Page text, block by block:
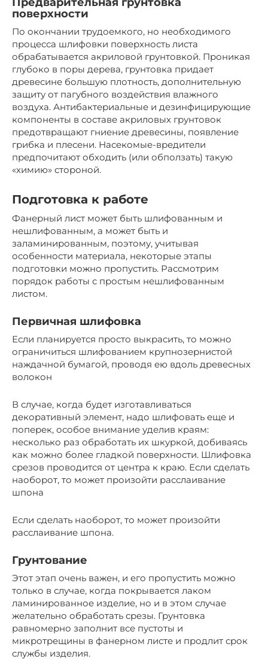
поверхности
По окончании трудоемкого, но необходимого
процесса шлифовки поверхность листа
обрабатывается акриловой грунтовкой. Проникая
глубоко в поры дерева, грунтовка придает
древесине большую плотность, дополнительную
защиту от пагубного воздействия влажного
воздуха. Антибактериальные и дезинфицирующие
компоненты в составе акриловых грунтовок
предотвращают гниение древесины, появление
грибка и плесени. Насекомые-вредители
предпочитают обходить (или обползать) такую
«химию» стороной.
Подготовка к работе
Фанерный лист может быть шлифованным и
нешлифованным, а может быть и
заламинированным, поэтому, учитывая
особенности материала, некоторые этапы
подготовки можно пропустить. Рассмотрим
порядок работы с простым нешлифованным
листом.
Первичная шлифовка
Если планируется просто выкрасить, то можно
ограничиться шлифованием крупнозернистой
наждачной бумагой, проводя ею вдоль древесных
волокон
В случае, когда будет изготавливаться
декоративный элемент, надо шлифовать еще и
поперек, особое внимание уделив краям:
несколько раз обработать их шкуркой, добиваясь
как можно более гладкой поверхности. Шлифовка
срезов проводится от центра к краю. Если сделать
наоборот, то может произойти расслаивание
шпона
Если сделать наоборот, то может произойти
расслаивание шпона.
Грунтование
Этот этап очень важен, и его пропустить можно
только в случае, когда покрывается лаком
ламинированное изделие, но и в этом случае
желательно обработать срезы. Грунтовка
равномерно заполнит все пустоты и
микротрещины в фанерном листе и продлит срок
службы изделия.